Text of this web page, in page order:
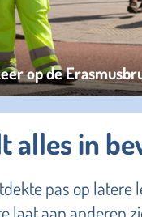
op de
alles in
pas op
laat aan anderen